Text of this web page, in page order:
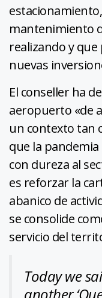
mantenimiento
realizando y
nuevas
El conseller ha
aeropuerto «de
un contexto tan
que la pandemia
con dureza al
es reforzar la
abanico de
se consolide
servicio del
Today we